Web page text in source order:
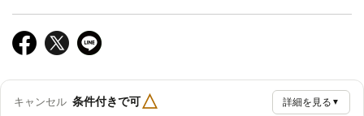
キャンセル 条件付きで可△ 詳細を見る ▼